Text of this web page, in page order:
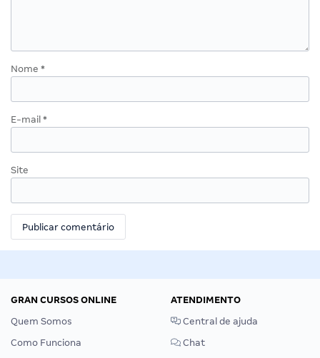
Nome *
E-mail *
Site
GRAN CURSOS ONLINE
Quem Somos
Como Funciona
ATENDIMENTO
Central de ajuda
Chat